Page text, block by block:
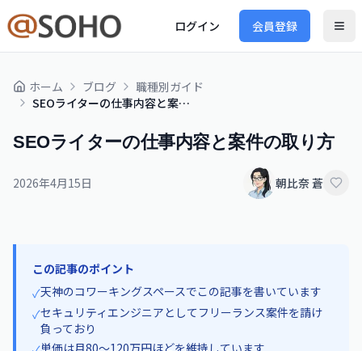
ログイン 会員登録
ホーム ブログ
職種別ガイド
SEOライターの仕事内容と案件の取り方
SEOライターの仕事内容と案件の取り方
2026年4月15日 朝比奈 蒼
この記事のポイント
✓天神のコワーキングスペースでこの記事を書いています
✓セキュリティエンジニアとしてフリーランス案件を請け
負っており
単価は月80〜120万円ほどを維持しています